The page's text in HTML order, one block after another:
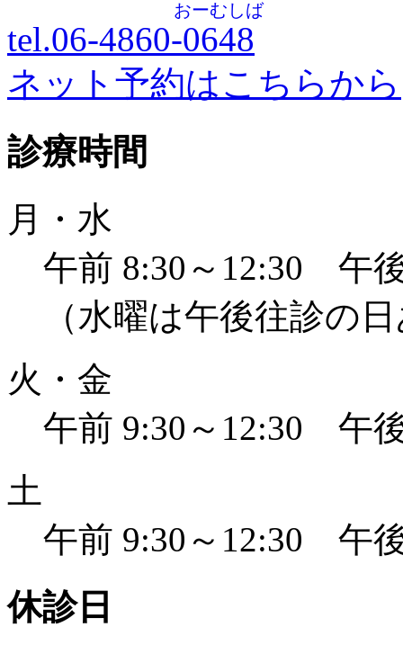
tel.06-4860-0648
おーむしば
ネット予約はこちらから
診療時間
月・水
午前 8:30～12:30 午
（水曜は午後往診の
火・金
午前 9:30～12:30 午
土
午前 9:30～12:30 午
休診日